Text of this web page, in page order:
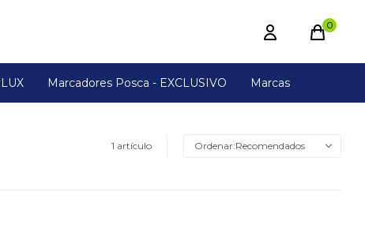
Marcadores Posca - EXCLUSIVO Marcas
0
1 artículo Recomendados